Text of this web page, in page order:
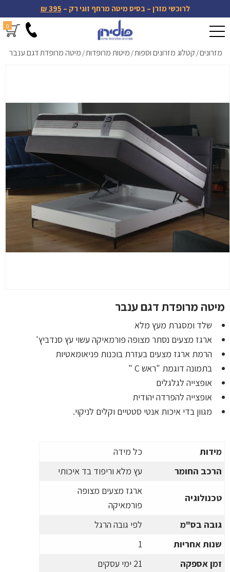
לרוכשי מזרן – בסיס מיטה מרחף זוגי רק – 395 ₪
0
מזרונים/ קטלוג מזרונים וספות/ מיטות מרופדות/ מיטה מרופדת דגם ענבר
מיטה מרופדת דגם ענבר
שלד ומסגרת מעץ מלא
ארגז מצעים נסתר מצופה פורמאיקה עשוי עץ סנדביץ'
הרמת ארגז מצעים בעזרת בוכנות פניאומאטיות
בתמונה דוגמת "ראש C "
אופצייה לגלגלים
אופצייה להפרדה יהודית
מגוון בדי איכות אנטי סטטיים וקלים לניקוי.
מידות
כל מידה
הרכב החומר
עץ מלא וריפוד בד איכותי
טכנולוגיה
ארגז מצעים מצופה
פורמאיקה
גובה בס"מ
לפי גובה הרגל
שנות אחריות
1
זמן אספקה
21 ימי עסקים